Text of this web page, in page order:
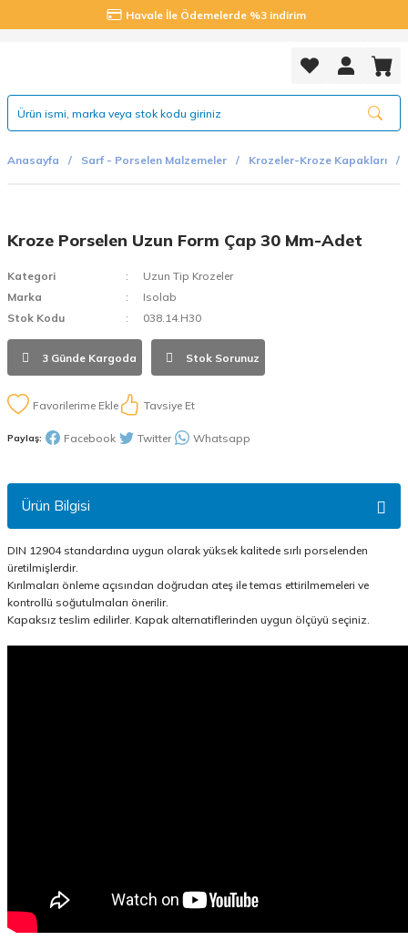
Havale İle Ödemelerde %3 indirim
Anasayfa Sarf - Porselen Malzemeler Krozeler-Kroze Kapakları
Kroze Porselen Uzun Form Çap 30 Mm-Adet
Kategori
Uzun Tip Krozeler
Marka
Isolab
Stok Kodu
038.14.H30
3 Günde Kargoda Stok Sorunuz
Tavsiye Et
Paylaş: Facebook Twitter Whatsapp
Ürün Bilgisi
DIN 12904 standardına uygun olarak yüksek kalitede sırlı porselenden
üretilmişlerdir.
Kırılmaları önleme açısından doğrudan ateş ile temas ettirilmemeleri ve
kontrollü soğutulmaları önerilir.
Kapaksız teslim edilirler. Kapak alternatiflerinden uygun ölçüyü seçiniz.